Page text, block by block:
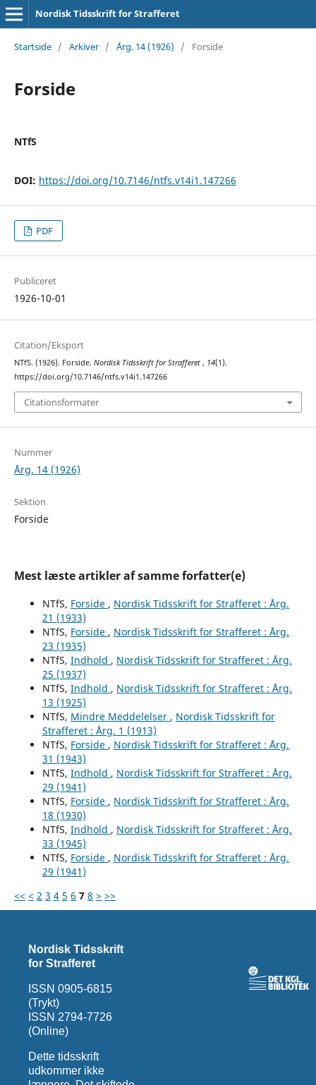
Nordisk Tidsskrift for Strafferet
Startside / Arkiver / Årg. 14 (1926) / Forside
Forside
NTfS
DOI: https://doi.org/10.7146/ntfs.v14i1.147266
PDF
Publiceret
1926-10-01
Citation/Eksport
NTfS. (1926). Forside. Nordisk Tidsskrift for Strafferet , 14(1).
https://doi.org/10.7146/ntfs.v14i1.147266
Citationsformater
Nummer
Årg. 14 (1926)
Sektion
Forside
Mest læste artikler af samme forfatter(e)
NTfS, Forside , Nordisk Tidsskrift for Strafferet : Årg.
21 (1933)
NTfS, Forside , Nordisk Tidsskrift for Strafferet : Årg.
23 (1935)
NTfS, Indhold , Nordisk Tidsskrift for Strafferet : Årg.
25 (1937)
NTfS, Indhold , Nordisk Tidsskrift for Strafferet : Årg.
13 (1925)
NTfS, Mindre Meddelelser , Nordisk Tidsskrift for
Strafferet : Årg. 1 (1913)
NTfS, Forside , Nordisk Tidsskrift for Strafferet : Årg.
31 (1943)
NTfS, Indhold , Nordisk Tidsskrift for Strafferet : Årg.
29 (1941)
NTfS, Forside , Nordisk Tidsskrift for Strafferet : Årg.
18 (1930)
NTfS, Indhold , Nordisk Tidsskrift for Strafferet : Årg.
33 (1945)
NTfS, Forside , Nordisk Tidsskrift for Strafferet : Årg.
29 (1941)
<< < 2 3 4 5 6 7 8 > >>
Nordisk Tidsskrift
for Strafferet
ISSN 0905-6815
(Trykt)
ISSN 2794-7726
(Online)
Dette tidsskrift
udkommer ikke